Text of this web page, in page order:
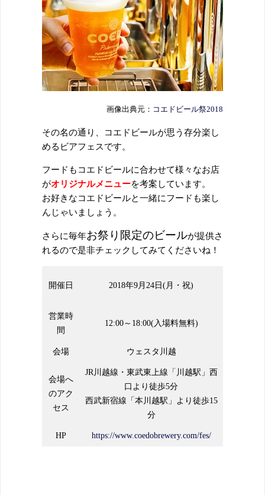
画像出典元： コエドビール祭2018
その名の通り、コエドビールが思う存分楽し
めるビアフェスです。
フードもコエドビールに合わせて様々なお店
がオリジナルメニューを考案しています。
お好きなコエドビールと一緒にフードも楽し
んじゃいましょう。
さらに毎年お祭り限定のビールが提供さ
れるので是非チェックしてみてくださいね！
開催日 2018年9月24日(月・祝)
営業時
間
12:00～18:00(入場料無料)
会場 ウェスタ川越
会場へ
のアク
セス
JR川越線・東武東上線「川越駅」西
口より徒歩5分
西武新宿線「本川越駅」より徒歩15
分
HP https://www.coedobrewery.com/fes/